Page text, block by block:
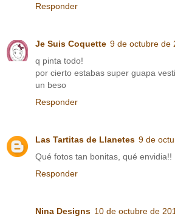
Responder
Je Suis Coquette 9 de octubre de
q pinta todo!
por cierto estabas super guapa
un beso
Responder
Las Tartitas de Llanetes 9 de
Qué fotos tan bonitas, qué envidia!!
Responder
Nina Designs 10 de octubre de